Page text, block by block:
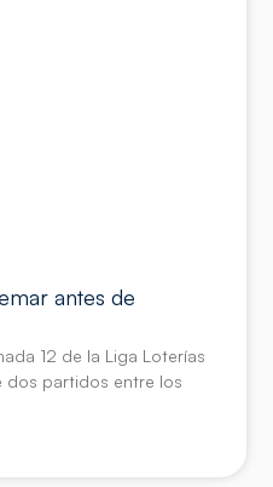
antes de
12 de la Liga Loterías
dos partidos entre los